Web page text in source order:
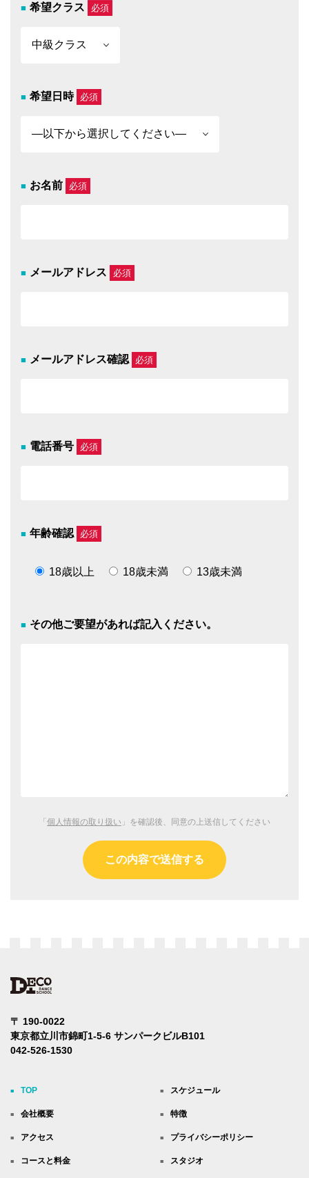
希望クラス 必須
希望日時 必須
お名前 必須
メールアドレス 必須
メールアドレス確認 必須
電話番号 必須
年齢確認 必須
18歳以上 18歳未満 13歳未満
その他ご要望があれば記入ください。
「個人情報の取り扱い 」を確認後、同意の上送信してください
〒 190-0022
東京都立川市錦町1-5-6 サンパークビルB101
042-526-1530
TOP スケジュール
会社概要 特徴
アクセス プライバシーポリシー
コースと料金 スタジオ